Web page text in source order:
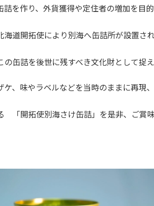
詰を作り、外貨獲得や定住者の増加を目
海道開拓使により別海へ缶詰所が設置され
の缶詰を後世に残すべき文化財として捉え
ケ、味やラベルなどを当時のままに再現
「開拓使別海さけ缶詰」を是非、ご賞味